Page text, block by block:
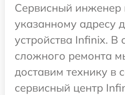
Сервисный инженер
указанному адресу
устройства Infinix. В
сложного ремонта
доставим технику в
сервисный центр